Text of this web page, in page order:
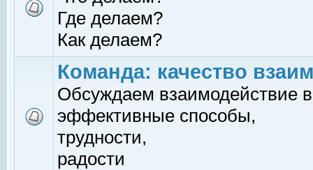
Где делаем?
Как делаем?
Команда: качество
Обсуждаем взаимодействие
эффективные способы,
трудности,
радости